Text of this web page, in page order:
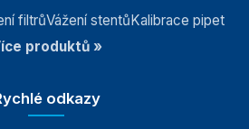
filtrůVážení stentůKalibrace pipet
produktů »
odkazy